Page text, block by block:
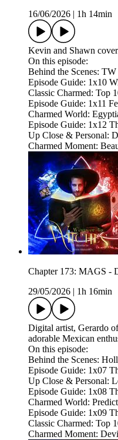
16/06/2026
1h 14min
Kevin and Shawn
On this episode:
Behind the Scenes:
Episode Guide: 1x10
Classic Charmed: Top
Episode Guide: 1x11
Charmed World:
Episode Guide: 1x12
Up Close & Personal:
Charmed Moment:
Chapter 173: MAGS -
29/05/2026
1h 16min
Digital artist, Gerardo
adorable Mexican
On this episode:
Behind the Scenes:
Episode Guide: 1x07
Up Close & Personal:
Episode Guide: 1x08
Charmed World:
Episode Guide: 1x09
Classic Charmed: Top
Charmed Moment: